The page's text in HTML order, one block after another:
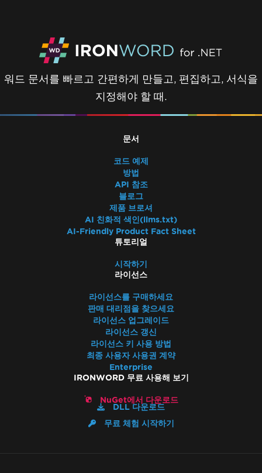
워드 문서를 빠르고 간편하게 만들고, 편집하고, 서식을
지정해야 할 때.
문서
코드 예제
방법
API 참조
블로그
제품 브로셔
AI 친화적 색인(llms.txt)
AI-Friendly Product Fact Sheet
튜토리얼
시작하기
라이선스
라이선스를 구매하세요
판매 대리점을 찾으세요
라이선스 업그레이드
라이선스 갱신
라이선스 키 사용 방법
최종 사용자 사용권 계약
Enterprise
IRONWORD 무료 사용해 보기
NuGet에서 다운로드
DLL 다운로드
무료 체험 시작하기